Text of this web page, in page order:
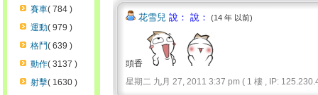
賽車( 784 )
運動( 979 )
格鬥( 639 )
動作( 3137 )
射擊( 1630 )
花雪兒 說： 說： (14 年 以前)
頭香
星期二 九月 27, 2011 3:37 pm ( 1 樓 , IP: